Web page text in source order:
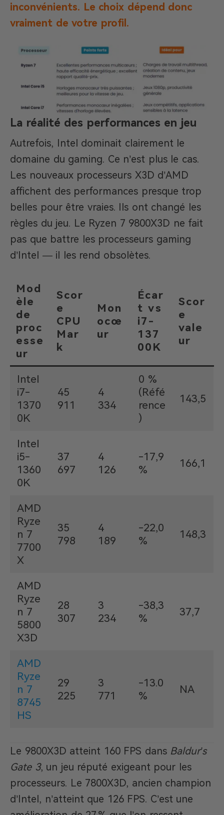
inconvénients. Le choix dépend donc
vraiment de votre profil.
La réalité des performances en jeu
Autrefois, Intel dominait clairement le
domaine du gaming. Ce n’est plus le cas.
Les nouveaux processeurs X3D d’AMD
affichent des performances presque trop
belles pour être vraies. Ils ont changé les
règles du jeu. Le Ryzen 7 9800X3D ne fait
pas que battre les processeurs gaming
d’Intel — il les rend obsolètes.
Mod
èle
de
proc
esse
ur
Scor
e
CPU
Mar
k
Mon
ocœ
ur
Écar
t vs
i7-
137
00K
Scor
e
vale
ur
Intel
i7-
1370
0K
45
911
4
334
0 %
(Réfé
rence
)
143,5
Intel
i5-
1360
0K
37
697
4
126
-17,9
%
166,1
AMD
Ryze
n 7
7700
X
35
798
4
189
-22,0
%
148,3
AMD
Ryze
n 7
5800
X3D
28
307
3
234
-38,3
%
37,7
AMD
Ryze
n 7
8745
HS
29
225
3
771
-13.0
%
NA
Le 9800X3D atteint 160 FPS dans Baldur’s
Gate 3, un jeu réputé exigeant pour les
processeurs. Le 7800X3D, ancien champion
d’Intel, n’atteint que 126 FPS. C’est une